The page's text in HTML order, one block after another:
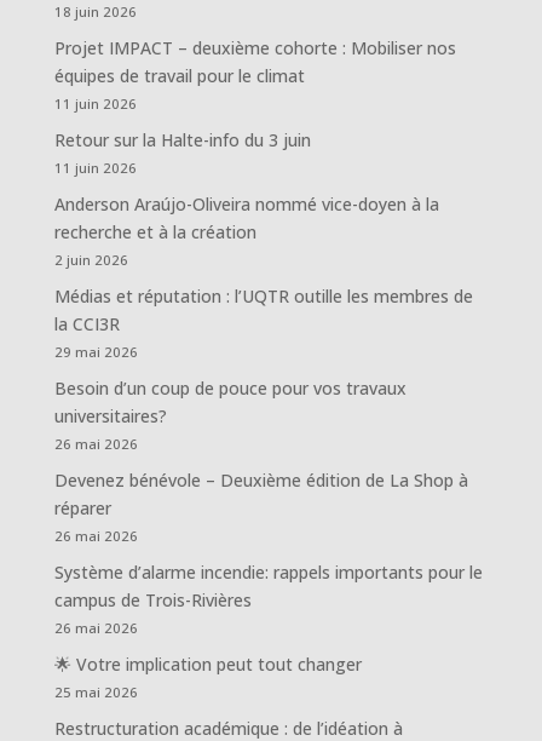
18 juin 2026
Projet IMPACT – deuxième cohorte : Mobiliser nos
équipes de travail pour le climat
11 juin 2026
Retour sur la Halte-info du 3 juin
11 juin 2026
Anderson Araújo-Oliveira nommé vice-doyen à la
recherche et à la création
2 juin 2026
Médias et réputation : l’UQTR outille les membres de
la CCI3R
29 mai 2026
Besoin d’un coup de pouce pour vos travaux
universitaires?
26 mai 2026
Devenez bénévole – Deuxième édition de La Shop à
réparer
26 mai 2026
Système d’alarme incendie: rappels importants pour le
campus de Trois-Rivières
26 mai 2026
🌟 Votre implication peut tout changer
25 mai 2026
Restructuration académique : de l’idéation à